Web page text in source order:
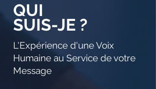
QUI
SUIS-JE ?
L'Expérience d'une Voix
Humaine au Service de votre
Message